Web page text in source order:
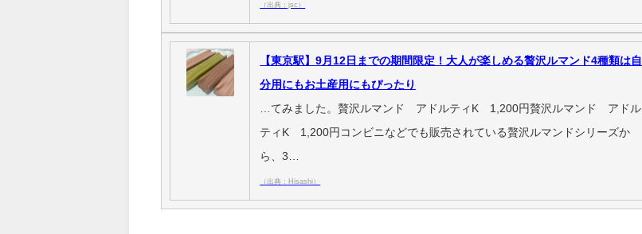
（出典：jsc）
【東京駅】9月12日までの期間限定！大人が楽しめる贅沢ルマンド4種類は自
分用にもお土産用にもぴったり
…てみました。贅沢ルマンド アドルティK 1,200円贅沢ルマンド アドル
ティK 1,200円コンビニなどでも販売されている贅沢ルマンドシリーズか
ら、3…
（出典：Hisashi）